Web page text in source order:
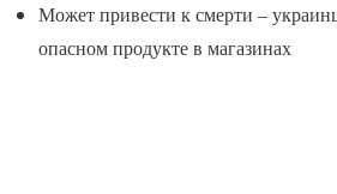
Может привести к смерти –
опасном продукте в магазинах